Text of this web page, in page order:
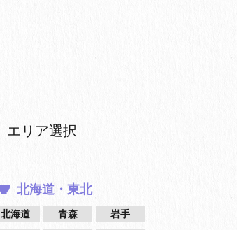
エリア選択
北海道・東北
北海道 青森 岩手